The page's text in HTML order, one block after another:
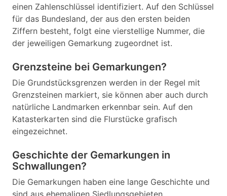
einen Zahlenschlüssel identifiziert. Auf den Schlüssel
für das Bundesland, der aus den ersten beiden
Ziffern besteht, folgt eine vierstellige Nummer, die
der jeweiligen Gemarkung zugeordnet ist.
Grenzsteine bei Gemarkungen?
Die Grundstücksgrenzen werden in der Regel mit
Grenzsteinen markiert, sie können aber auch durch
natürliche Landmarken erkennbar sein. Auf den
Katasterkarten sind die Flurstücke grafisch
eingezeichnet.
Geschichte der Gemarkungen in
Schwallungen?
Die Gemarkungen haben eine lange Geschichte und
sind aus ehemaligen Siedlungsgebieten